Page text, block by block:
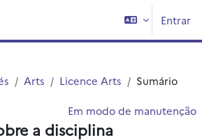
Entrar
Arts Licence Arts Sumário
Em modo de manutenção
a disciplina